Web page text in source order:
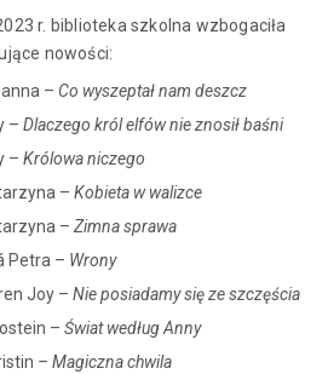
r. biblioteka szkolna wzbogaciła
nowości:
– Co wyszeptał nam deszcz
– Dlaczego król elfów nie znosił baśni
– Królowa niczego
– Kobieta w walizce
– Zimna sprawa
Petra – Wrony
Joy – Nie posiadamy się ze szczęścia
– Świat według Anny
– Magiczna chwila